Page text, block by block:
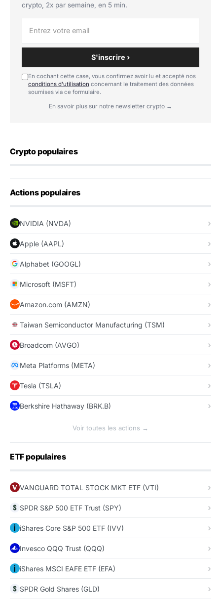
crypto, 2x par semaine, en 5 min.
S'inscrire ›
En cochant cette case, vous confirmez avoir lu et accepté nos
conditions d'utilisation concernant le traitement des données
soumises via ce formulaire.
En savoir plus sur notre newsletter crypto →
Crypto populaires
Actions populaires
NVIDIA (NVDA)
Apple (AAPL)
Alphabet (GOOGL)
Microsoft (MSFT)
Amazon.com (AMZN)
Taiwan Semiconductor Manufacturing (TSM)
Broadcom (AVGO)
Meta Platforms (META)
Tesla (TSLA)
Berkshire Hathaway (BRK.B)
Voir toutes les actions →
ETF populaires
VANGUARD TOTAL STOCK MKT ETF (VTI)
SPDR S&P 500 ETF Trust (SPY)
iShares Core S&P 500 ETF (IVV)
Invesco QQQ Trust (QQQ)
iShares MSCI EAFE ETF (EFA)
SPDR Gold Shares (GLD)